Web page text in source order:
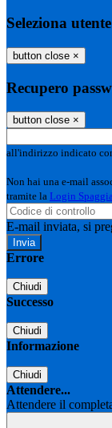
Seleziona utente
button close ×
Recupero
button close ×
all'indirizzo indicato
Non hai una e-mail
tramite la Login
E-mail inviata, si
Errore
Chiudi
Successo
Chiudi
Informazione
Chiudi
Attendere...
Attendere il